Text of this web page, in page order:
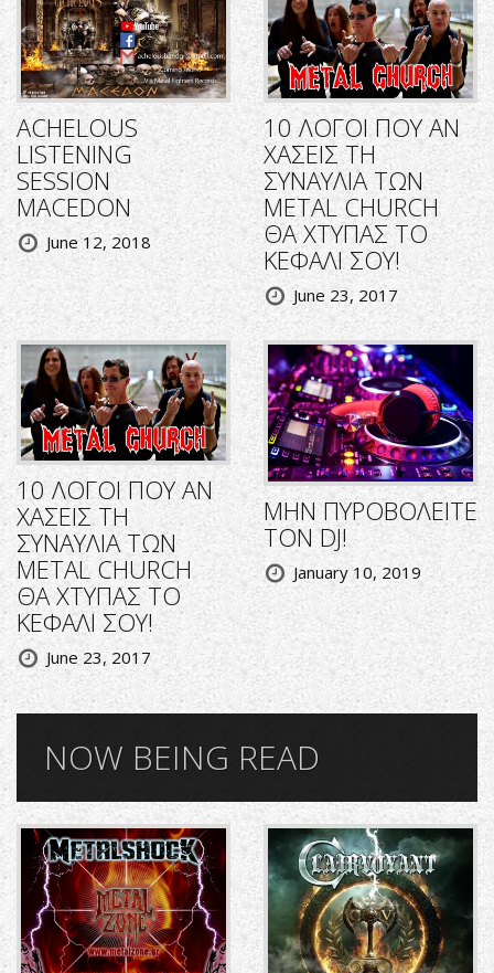
ACHELOUS
LISTENING
SESSION
MACEDON
June 12, 2018
10 ΛΟΓΟΙ ΠΟΥ ΑΝ
ΧΑΣΕΙΣ ΤΗ
ΣΥΝΑΥΛΙΑ ΤΩΝ
METAL CHURCH
ΘΑ ΧΤΥΠΑΣ ΤΟ
ΚΕΦΑΛΙ ΣΟΥ!
June 23, 2017
10 ΛΟΓΟΙ ΠΟΥ ΑΝ
ΧΑΣΕΙΣ ΤΗ
ΣΥΝΑΥΛΙΑ ΤΩΝ
METAL CHURCH
ΘΑ ΧΤΥΠΑΣ ΤΟ
ΚΕΦΑΛΙ ΣΟΥ!
June 23, 2017
ΜΗΝ ΠΥΡΟΒΟΛΕΙΤΕ
ΤΟΝ DJ!
January 10, 2019
NOW BEING READ